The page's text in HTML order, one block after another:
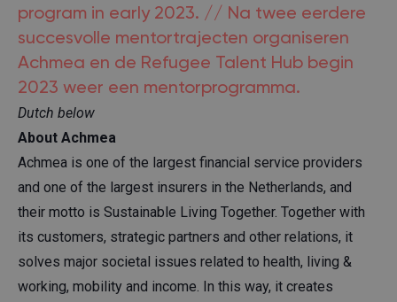
program in early 2023. // Na twee eerdere
succesvolle mentortrajecten organiseren
Achmea en de Refugee Talent Hub begin
2023 weer een mentorprogramma.
Dutch below
About Achmea
Achmea is one of the largest financial service providers
and one of the largest insurers in the Netherlands, and
their motto is Sustainable Living Together. Together with
its customers, strategic partners and other relations, it
solves major societal issues related to health, living &
working, mobility and income. In this way, it creates